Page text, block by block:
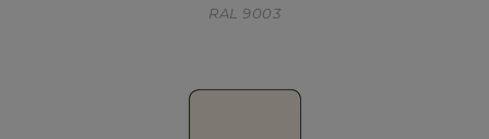
RAL 9003